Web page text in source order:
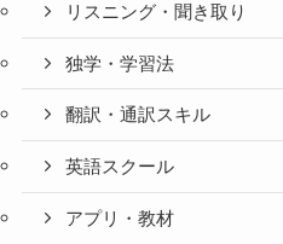
リスニング・聞き取り
独学・学習法
翻訳・通訳スキル
英語スクール
アプリ・教材